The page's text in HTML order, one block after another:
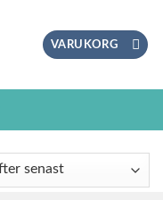
VARUKORG